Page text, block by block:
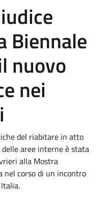
Biennale
nuovo
nei
del riabitare in atto
aree interne è stata
alla Mostra
corso di un incontro